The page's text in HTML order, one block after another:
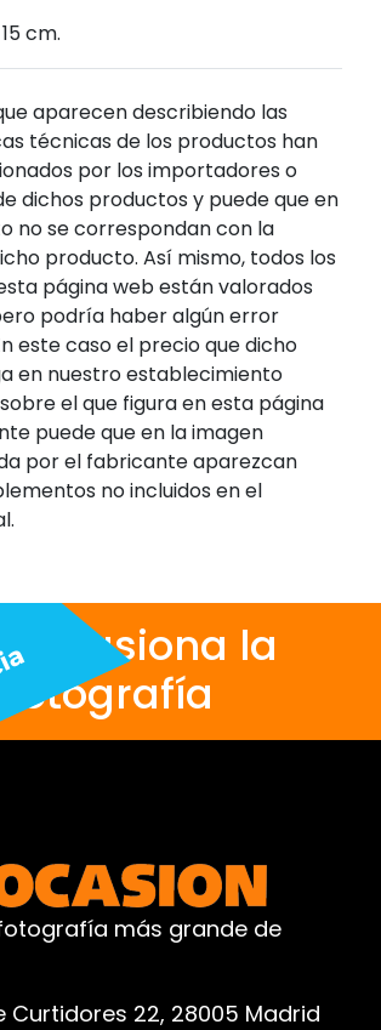
cm.
aparecen describiendo las
técnicas de los productos han
por los importadores o
dichos productos y puede que en
no se correspondan con la
producto. Así mismo, todos los
página web están valorados
podría haber algún error
este caso el precio que dicho
en nuestro establecimiento
el que figura en esta página
puede que en la imagen
por el fabricante aparezcan
no incluidos en el
apasiona la
fotografía
más grande de
Curtidores 22, 28005 Madrid